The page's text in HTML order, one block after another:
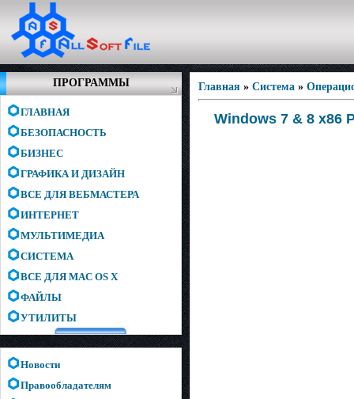
ПРОГРАММЫ
ГЛАВНАЯ
БЕЗОПАСНОСТЬ
БИЗНЕС
ГРАФИКА И ДИЗАЙН
ВСЕ ДЛЯ ВЕБМАСТЕРА
ИНТЕРНЕТ
МУЛЬТИМЕДИА
СИСТЕМА
ВСЕ ДЛЯ MAC OS X
ФАЙЛЫ
УТИЛИТЫ
Новости
Правообладателям
Главная » Система »
Windows 7 & 8 x86